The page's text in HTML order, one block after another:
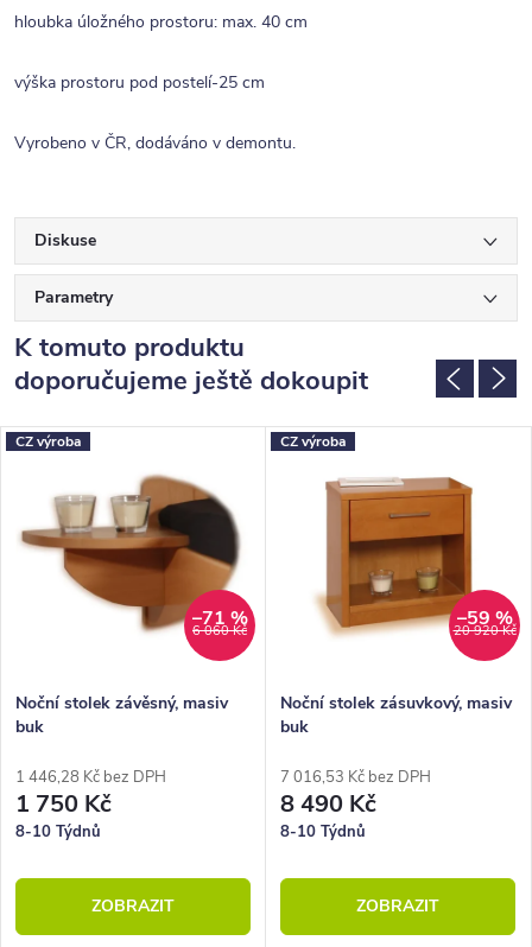
hloubka úložného prostoru: max. 40 cm
výška prostoru pod postelí-25 cm
Vyrobeno v ČR, dodáváno v demontu.
Diskuse
Parametry
K tomuto produktu
doporučujeme ještě dokoupit
CZ výroba
6 060 Kč
–71 %
Noční stolek závěsný, masiv
buk
1 446,28 Kč bez DPH
1 750 Kč
8-10 Týdnů
ZOBRAZIT
CZ výroba
20 920 Kč
–59 %
Noční stolek zásuvkový, masiv
buk
7 016,53 Kč bez DPH
8 490 Kč
8-10 Týdnů
ZOBRAZIT